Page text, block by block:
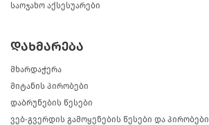
საოჯახო აქსესუარები
დახმარება
მხარდაჭერა
მიტანის პირობები
დაბრუნების წესები
ვებ-გვერდის გამოყენების წესები და პირობები